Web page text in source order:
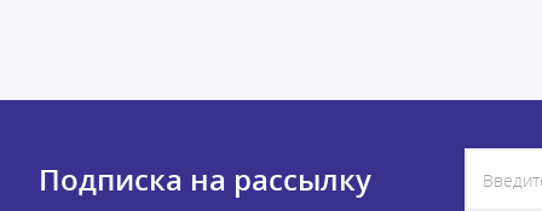
Подписка на рассылку